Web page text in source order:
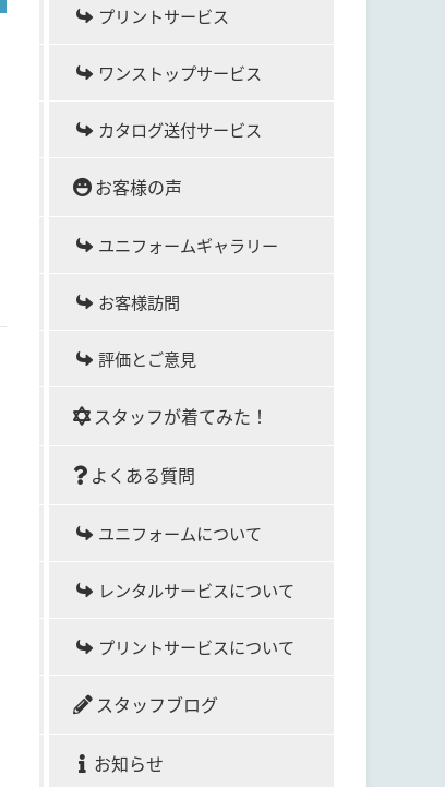
プリントサービス
ワンストップサービス
カタログ送付サービス
お客様の声
ユニフォームギャラリー
お客様訪問
評価とご意見
スタッフが着てみた！
よくある質問
ユニフォームについて
レンタルサービスについて
プリントサービスについて
スタッフブログ
お知らせ